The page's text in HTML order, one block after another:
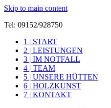
Skip to main content
Tel: 09152/928750
Baumbiber &
Eine weitere WordPress-Seite
1 | START
2 | LEISTUNGEN
3 | IM NOTFALL
4 | TEAM
5 | UNSERE HÜTTEN
6 | HOLZKUNST
7 | KONTAKT